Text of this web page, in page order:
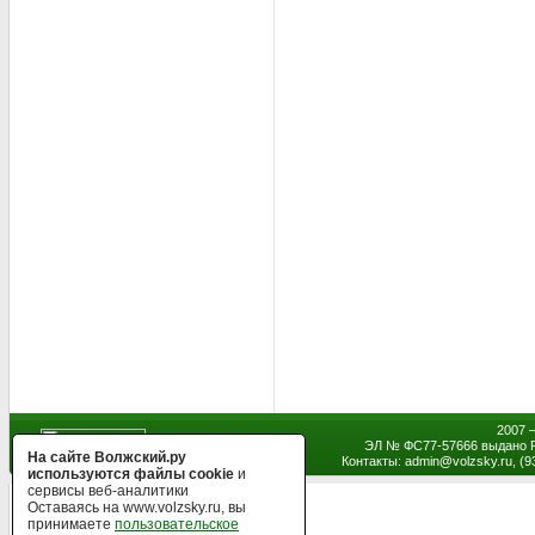
2007
ЭЛ № ФС77-57666 выдано
Контакты: admin@volzsky.ru,
На сайте Волжский.ру
используются файлы cookie и
сервисы веб-аналитики
Оставаясь на www.volzsky.ru, вы
принимаете пользовательское